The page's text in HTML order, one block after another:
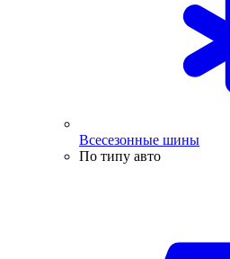
Всесезонные шины
По типу авто